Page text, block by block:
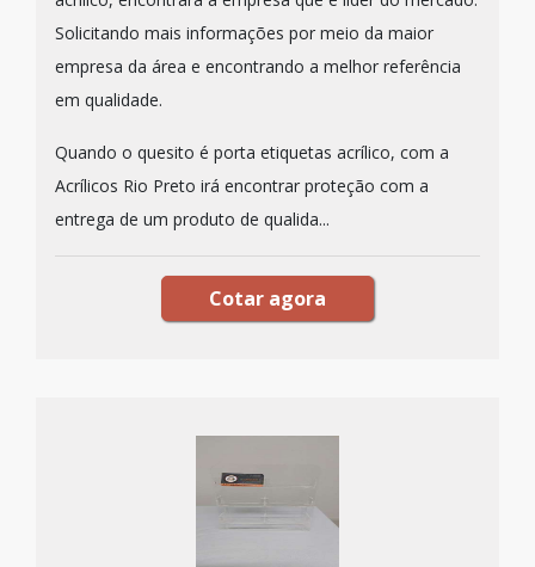
Solicitando mais informações por meio da maior
empresa da área e encontrando a melhor referência
em qualidade.
Quando o quesito é porta etiquetas acrílico, com a
Acrílicos Rio Preto irá encontrar proteção com a
entrega de um produto de qualida...
Cotar agora